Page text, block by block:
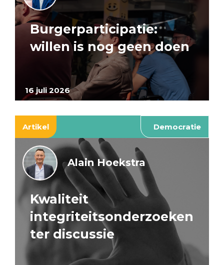
16 juli 2026
Burgerparticipatie:
willen is nog geen doen
Artikel Democratie
Alain Hoekstra
Kwaliteit
integriteitsonderzoeken
ter discussie